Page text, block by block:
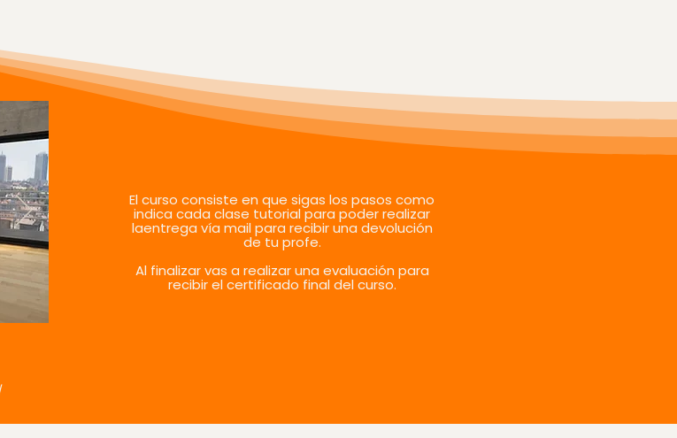
El curso consiste en que sigas los pasos como
indica cada clase tutorial para poder realizar
laentrega vía mail para recibir una devolución
de tu profe.
Al finalizar vas a realizar una evaluación para
recibir el certificado final del curso.